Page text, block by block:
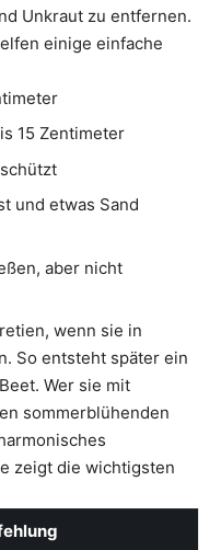
Unkraut zu entfernen.
einige einfache
15 Zentimeter
und etwas Sand
aber nicht
wenn sie in
So entsteht später ein
Wer sie mit
sommerblühenden
zeigt die wichtigsten